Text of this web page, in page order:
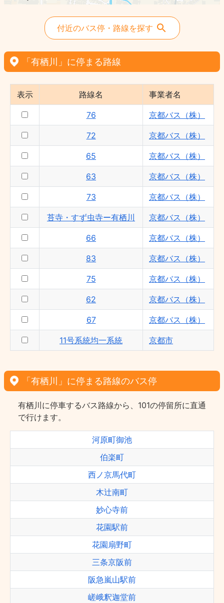
65 - 京都バス（株）
付近のバス停・路線を探す
「有栖川」に停まる路線
表示 路線名 事業者名
76 京都バス（株）
72 京都バス（株）
65 京都バス（株）
63 京都バス（株）
73 京都バス（株）
苔寺・すず虫寺ー有栖川 京都バス（株）
66 京都バス（株）
83 京都バス（株）
75 京都バス（株）
62 京都バス（株）
67 京都バス（株）
11号系統均一系統 京都市
「有栖川」に停まる路線のバス停
有栖川に停車するバス路線から、101の停留所に直通
で行けます。
河原町御池
伯楽町
西ノ京馬代町
木辻南町
妙心寺前
花園駅前
花園扇野町
三条京阪前
阪急嵐山駅前
嵯峨釈迦堂前